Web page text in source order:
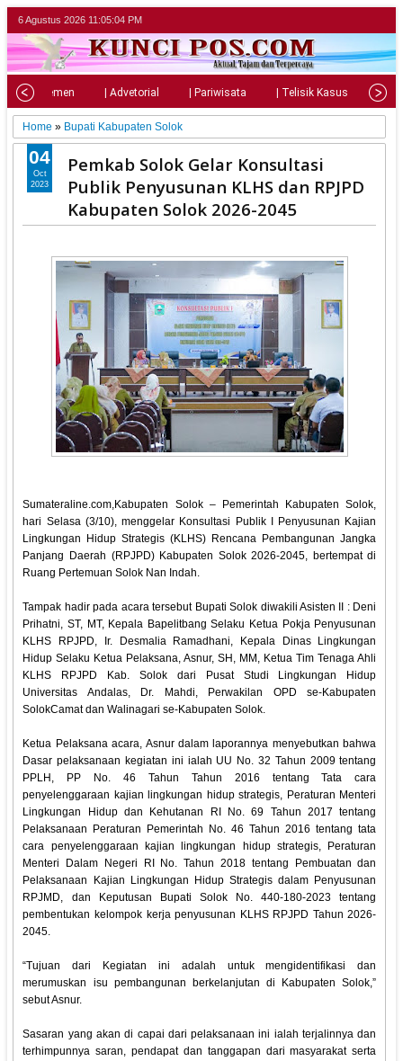
6 Agustus 2026 11:05:06 PM
| Parlemen | Advetorial | Pariwisata | Telisik Kasus |
Home » Bupati Kabupaten Solok
Pemkab Solok Gelar Konsultasi
Publik Penyusunan KLHS dan RPJPD
Kabupaten Solok 2026-2045
Sumateraline.com,Kabupaten Solok – Pemerintah Kabupaten Solok,
hari Selasa (3/10), menggelar Konsultasi Publik I Penyusunan Kajian
Lingkungan Hidup Strategis (KLHS) Rencana Pembangunan Jangka
Panjang Daerah (RPJPD) Kabupaten Solok 2026-2045, bertempat di
Ruang Pertemuan Solok Nan Indah.
Tampak hadir pada acara tersebut Bupati Solok diwakili Asisten II : Deni
Prihatni, ST, MT, Kepala Bapelitbang Selaku Ketua Pokja Penyusunan
KLHS RPJPD, Ir. Desmalia Ramadhani, Kepala Dinas Lingkungan
Hidup Selaku Ketua Pelaksana, Asnur, SH, MM, Ketua Tim Tenaga Ahli
KLHS RPJPD Kab. Solok dari Pusat Studi Lingkungan Hidup
Universitas Andalas, Dr. Mahdi, Perwakilan OPD se-Kabupaten
SolokCamat dan Walinagari se-Kabupaten Solok.
Ketua Pelaksana acara, Asnur dalam laporannya menyebutkan bahwa
Dasar pelaksanaan kegiatan ini ialah UU No. 32 Tahun 2009 tentang
PPLH, PP No. 46 Tahun Tahun 2016 tentang Tata cara
penyelenggaraan kajian lingkungan hidup strategis, Peraturan Menteri
Lingkungan Hidup dan Kehutanan RI No. 69 Tahun 2017 tentang
Pelaksanaan Peraturan Pemerintah No. 46 Tahun 2016 tentang tata
cara penyelenggaraan kajian lingkungan hidup strategis, Peraturan
Menteri Dalam Negeri RI No. Tahun 2018 tentang Pembuatan dan
Pelaksanaan Kajian Lingkungan Hidup Strategis dalam Penyusunan
RPJMD, dan Keputusan Bupati Solok No. 440-180-2023 tentang
pembentukan kelompok kerja penyusunan KLHS RPJPD Tahun 2026-
2045.
“Tujuan dari Kegiatan ini adalah untuk mengidentifikasi dan
merumuskan isu pembangunan berkelanjutan di Kabupaten Solok,”
sebut Asnur.
Sasaran yang akan di capai dari pelaksanaan ini ialah terjalinnya dan
terhimpunnya saran, pendapat dan tanggapan dari masyarakat serta
04
Oct
2023